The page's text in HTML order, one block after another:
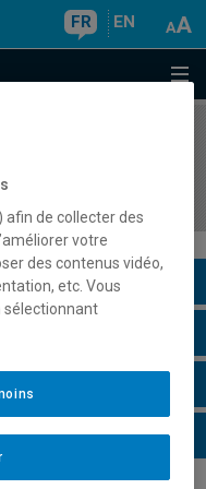
FR EN
afin de collecter des
votre
des contenus vidéo,
etc. Vous
sélectionnant